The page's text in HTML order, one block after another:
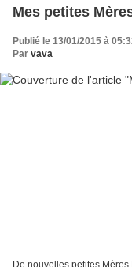
Mes petites
Publié le 13/01/2015 à
Par vava
De nouvelles petites